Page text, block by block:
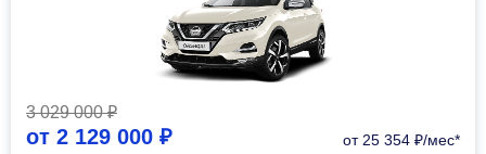
3 029 000 ₽
от 2 129 000 ₽ от 25 354 ₽/мес*